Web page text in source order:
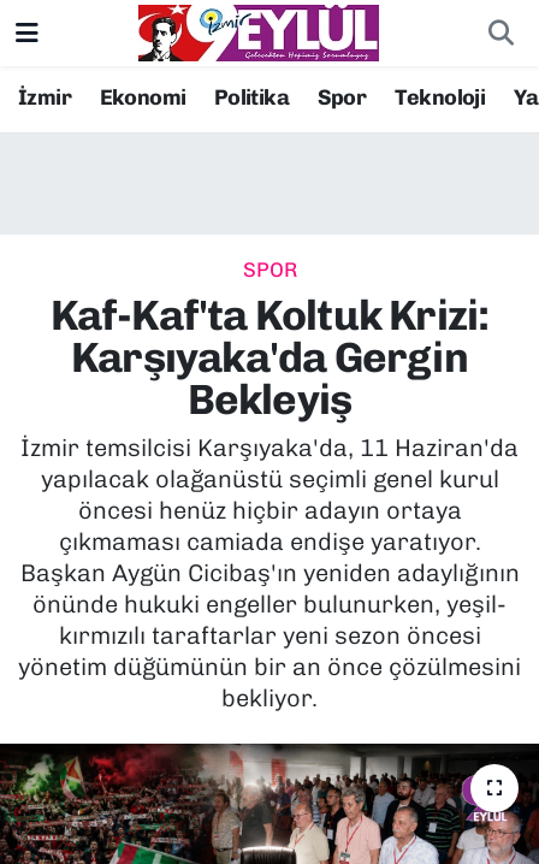
İzmir Ekonomi Politika Spor Teknoloji
SPOR
Kaf-Kaf'ta Koltuk Krizi:
Karşıyaka'da Gergin
Bekleyiş
İzmir temsilcisi Karşıyaka'da, 11 Haziran'da
yapılacak olağanüstü seçimli genel kurul
öncesi henüz hiçbir adayın ortaya
çıkmaması camiada endişe yaratıyor.
Başkan Aygün Cicibaş'ın yeniden adaylığının
önünde hukuki engeller bulunurken, yeşil-
kırmızılı taraftarlar yeni sezon öncesi
yönetim düğümünün bir an önce çözülmesini
bekliyor.
Resmi İlanlar
EKONOMİ
KÜLTÜR SANAT
MAGAZİN
POLİTİKA
SAĞLIK
SPOR
YAŞAM
YEREL YÖNETİMLER
Konak Nöbetçi Eczaneler
Süper Lig Puan Durumu ve Fikstür
Tüm Manşetler
Son Dakika Haberleri
Haber Arşivi